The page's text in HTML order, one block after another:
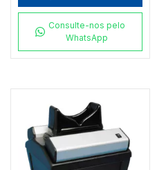
Consulte-nos pelo
WhatsApp